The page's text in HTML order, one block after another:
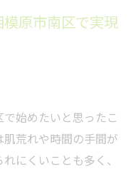
原市南区で実現
始めたいと思ったこ
荒れや時間の手間が
にくいことも多く、